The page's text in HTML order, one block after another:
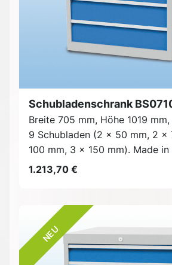
Schubladenschrank
Breite 705 mm, Höhe 1019
9 Schubladen (2 x 50 mm, 2 x
100 mm, 3 x 150 mm). Made in
1.213,70 €
NEU